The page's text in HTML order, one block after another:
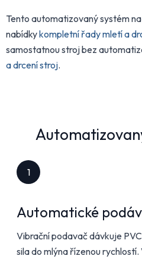
Tento automatizovaný systém
nabídkykompletní řady mletí a
samostatnou stroj bez
a drcení stroj.
1
Automatické
Vibrační podavač dávkuje
sila do mlýna řízenou rychlostí.